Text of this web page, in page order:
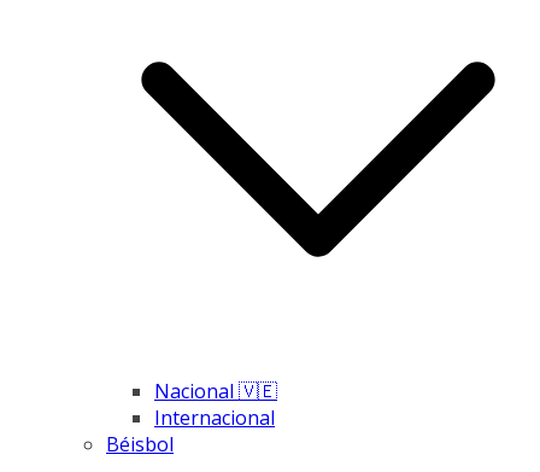
Nacional 🇻🇪
Internacional
Béisbol